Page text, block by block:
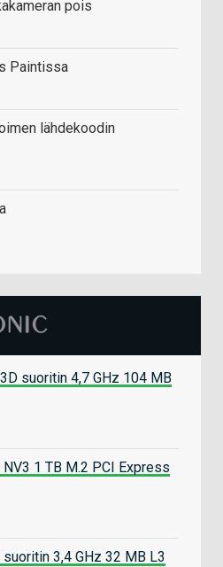
pois
Paintissa
lähdekoodin
suoritin 4,7 GHz 104 MB
1 TB M.2 PCI Express
3,4 GHz 32 MB L3